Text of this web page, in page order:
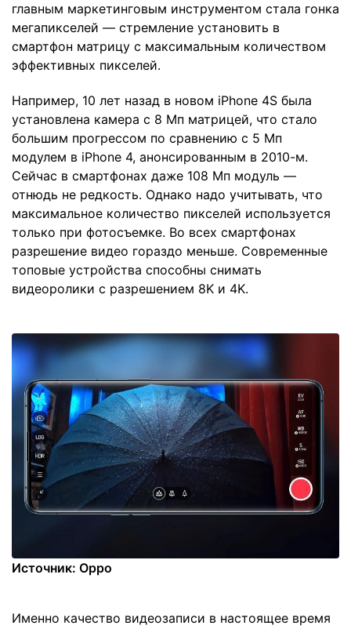
главным маркетинговым инструментом стала гонка
мегапикселей — стремление установить в
смартфон матрицу с максимальным количеством
эффективных пикселей.
Например, 10 лет назад в новом iPhone 4S была
установлена камера с 8 Мп матрицей, что стало
большим прогрессом по сравнению с 5 Мп
модулем в iPhone 4, анонсированным в 2010-м.
Сейчас в смартфонах даже 108 Мп модуль —
отнюдь не редкость. Однако надо учитывать, что
максимальное количество пикселей используется
только при фотосъемке. Во всех смартфонах
разрешение видео гораздо меньше. Современные
топовые устройства способны снимать
видеоролики с разрешением 8K и 4K.
Источник: Oppo
Именно качество видеозаписи в настоящее время